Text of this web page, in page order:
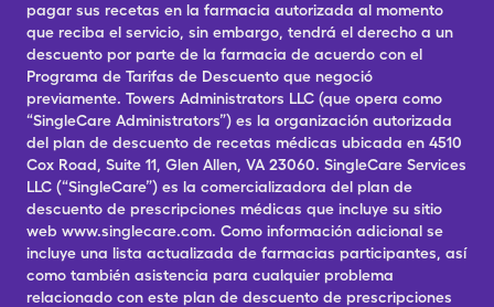
pagar sus recetas en la farmacia autorizada al momento
que reciba el servicio, sin embargo, tendrá el derecho a un
descuento por parte de la farmacia de acuerdo con el
Programa de Tarifas de Descuento que negoció
previamente. Towers Administrators LLC (que opera como
“SingleCare Administrators”) es la organización autorizada
del plan de descuento de recetas médicas ubicada en 4510
Cox Road, Suite 11, Glen Allen, VA 23060. SingleCare Services
LLC (“SingleCare”) es la comercializadora del plan de
descuento de prescripciones médicas que incluye su sitio
web www.singlecare.com. Como información adicional se
incluye una lista actualizada de farmacias participantes, así
como también asistencia para cualquier problema
relacionado con este plan de descuento de prescripciones